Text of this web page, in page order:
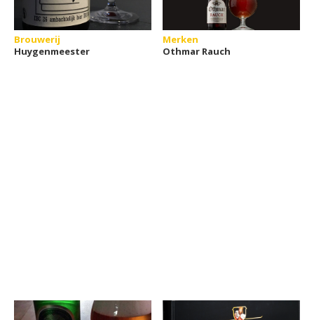
Brouwerij
Huygenmeester
Merken
Othmar Rauch